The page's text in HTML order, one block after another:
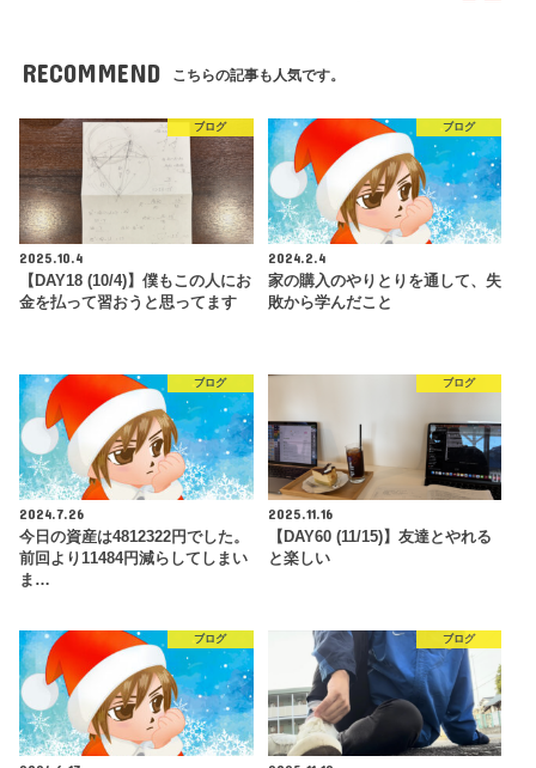
RECOMMEND こちらの記事も人気です。
ブログ
2025.10.4
【DAY18 (10/4)】僕もこの人にお
金を払って習おうと思ってます
ブログ
2024.2.4
家の購入のやりとりを通して、失
敗から学んだこと
ブログ
2024.7.26
今日の資産は4812322円でした。
前回より11484円減らしてしまい
ま…
ブログ
2025.11.16
【DAY60 (11/15)】友達とやれる
と楽しい
ブログ ブログ